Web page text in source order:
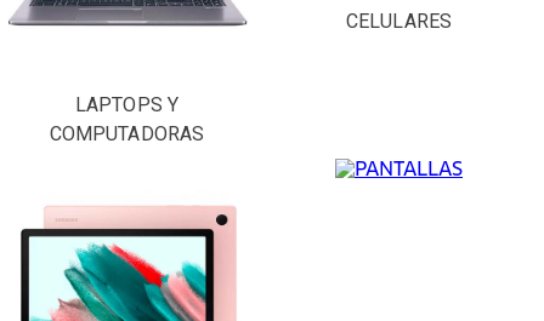
LAPTOPS Y
COMPUTADORAS
CELULARES